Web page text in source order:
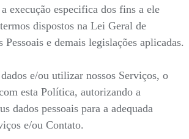
execução especifica dos fins a ele
dispostos na Lei Geral de
Pessoais e demais legislações aplicadas.
e/ou utilizar nossos Serviços, o
esta Política, autorizando a
dados pessoais para a adequada
e/ou Contato.